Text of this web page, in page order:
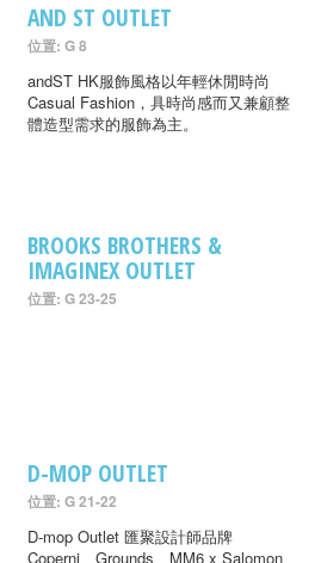
AND ST OUTLET
位置: G 8
andST HK服飾風格以年輕休閒時尚
Casual Fashion，具時尚感而又兼顧整
體造型需求的服飾為主。
BROOKS BROTHERS &
IMAGINEX OUTLET
位置: G 23-25
D-MOP OUTLET
位置: G 21-22
D-mop Outlet 匯聚設計師品牌
Coperni、Grounds、MM6 x Salomon、